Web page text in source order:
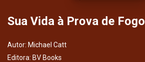
Sua Vida à Prova de Fogo
Autor: Michael Catt
Editora: BV Books